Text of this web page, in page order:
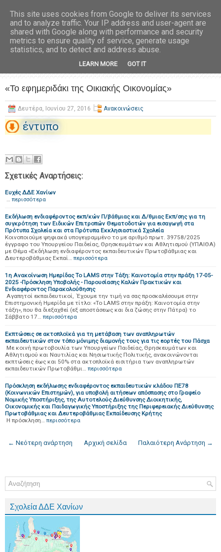
«To εφημεριδάκι της Οικιακής Οικονομίας»
Δευτέρα, Ιουνίου 27, 2016 Ανακοινώσεις
έντυπο
Σχετικές Αναρτήσεις:
Ευχές ΔΔΕ Χανίων
… περισσότερα
Εκδήλωση ενδιαφέροντος εκπ/κών Π/βάθμιας και Δ/θμιας Εκπ/σης για τη
συγκρότηση των Ειδικών Επιτροπών Θεματοδοτών για εισαγωγή στα
Πρότυπα Σχολεία και στα Πρότυπα Εκκλησιαστικά Σχολεία
Κοινοποιούμε ψηφιακά υπογεγραμμένο το με αριθμό πρωτ. 39758/2025
έγγραφο του Υπουργείου Παιδείας, Θρησκευμάτων και Αθλητισμού (ΥΠΑΙΘΑ)
με Θέμα «Εκδήλωση ενδιαφέροντος εκπαιδευτικών Πρωτοβάθμιας και
Δευτεροβάθμιας Εκπαί… περισσότερα
1η Ανακοίνωση Ημερίδας Το LAMS στην Τάξη: Καινοτομία στην πράξη 17-05-
2025 -Πρόσκληση Υποβολής - Παρουσίασης Καλών Πρακτικών και
Ενδιαφέροντος Παρακολούθησης
Αγαπητοί εκπαιδευτικοί, Έχουμε την τιμή να σας προσκαλέσουμε στην
Επιστημονική Ημερίδα με τίτλο: «Το LAMS στην πράξη: Καινοτομία στην
τάξη», που θα διεξαχθεί (εξ αποστάσεως και δια ζώσης στην Πάτρα) το
Σάββατο 17… περισσότερα
Εκπτώσεις σε ακτοπλοϊκά για τη μετάβαση των αναπληρωτών
εκπαιδευτικών στον τόπο μόνιμης διαμονής τους για τις εορτές του Πάσχα
Με κοινή πρωτοβουλία των Υπουργείων Παιδείας, Θρησκευμάτων και
Αθλητισμού και Ναυτιλίας και Νησιωτικής Πολιτικής, ανακοινώνονται
εκπτώσεις έως και 50% στα ακτοπλοϊκά εισιτήρια των αναπληρωτών
εκπαιδευτικών Πρωτοβάθμι… περισσότερα
Πρόσκληση εκδήλωσης ενδιαφέροντος εκπαιδευτικών κλάδου ΠΕ78
(Κοινωνικών Επιστημών), για υποβολή αιτήσεων απόσπασης στο Γραφείο
Νομικής Υποστήριξης, της Αυτοτελούς Διεύθυνσης Διοικητικής,
Οικονομικής και Παιδαγωγικής Υποστήριξης της Περιφερειακής Διεύθυνσης
Πρωτοβάθμιας και Δευτεροβάθμιας Εκπαίδευσης Κρήτης
Η πρόσκληση… περισσότερα
← Νεότερη ανάρτηση Παλαιότερη Ανάρτηση →
Αρχική σελίδα
Σχολεία ΔΔΕ Χανίων
This site uses cookies from Google to deliver its services
and to analyze traffic. Your IP address and user-agent are
shared with Google along with performance and security
metrics to ensure quality of service, generate usage
statistics, and to detect and address abuse.
LEARN MORE GOT IT